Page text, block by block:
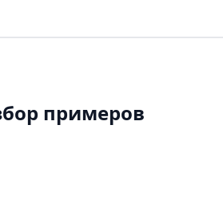
примеров